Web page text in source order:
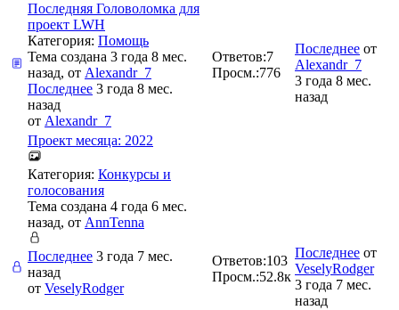
Последняя Головоломка для
проект LWH
Категория: Помощь
Тема создана 3 года 8 мес.
назад, от Alexandr_7
Последнее 3 года 8 мес.
назад
от Alexandr_7
Ответов:7
Просм.:776
Последнее от
Alexandr_7
3 года 8 мес.
назад
Проект месяца: 2022
Категория: Конкурсы и
голосования
Тема создана 4 года 6 мес.
назад, от AnnTenna
Последнее 3 года 7 мес.
назад
от VeselyRodger
Ответов:103
Просм.:52.8к
Последнее от
VeselyRodger
3 года 7 мес.
назад